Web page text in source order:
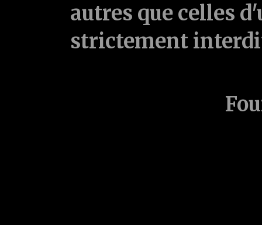
autres que celles
strictement